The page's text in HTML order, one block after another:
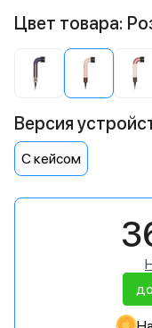
Цвет товара:
Версия
С кейсом